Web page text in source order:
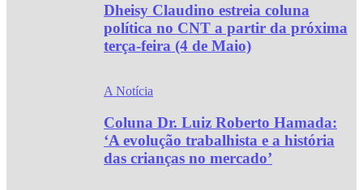
Dheisy Claudino estreia coluna
política no CNT a partir da próxima
terça-feira (4 de Maio)
A Notícia
Coluna Dr. Luiz Roberto Hamada:
‘A evolução trabalhista e a história
das crianças no mercado’